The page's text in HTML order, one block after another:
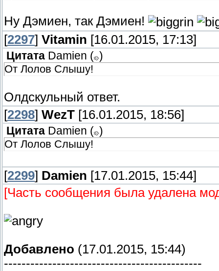
Ну Дэмиен, так Дэмиен!
[2297] Vitamin [16.01.2015, 17:13]
Цитата Damien ( )
От Лолов Слышу!
Олдскульный ответ.
[2298] WezT [16.01.2015, 18:56]
Цитата Damien ( )
От Лолов Слышу!
[2299] Damien [17.01.2015, 15:44]
[Часть сообщения была удалена
Добавлено (17.01.2015, 15:44)
---------------------------------------------